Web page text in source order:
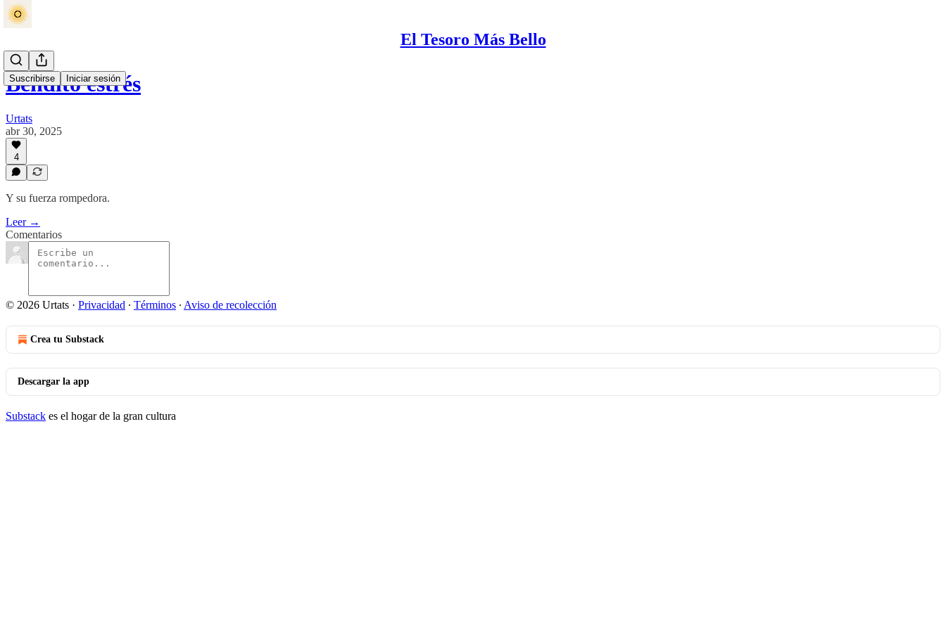
El Tesoro Más Bello
Suscribirse Iniciar sesión
Bendito estrés
Urtats
abr 30, 2025
4
Y su fuerza rompedora.
Leer →
Comentarios
© 2026 Urtats · Privacidad ∙ Términos ∙ Aviso de recolección
Crea tu Substack
Descargar la app
Substack es el hogar de la gran cultura